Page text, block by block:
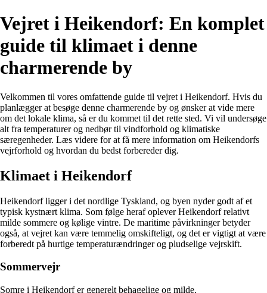
Vejret i Heikendorf: En komplet
guide til klimaet i denne
charmerende by
Velkommen til vores omfattende guide til vejret i Heikendorf. Hvis du
planlægger at besøge denne charmerende by og ønsker at vide mere
om det lokale klima, så er du kommet til det rette sted. Vi vil undersøge
alt fra temperaturer og nedbør til vindforhold og klimatiske
særegenheder. Læs videre for at få mere information om Heikendorfs
vejrforhold og hvordan du bedst forbereder dig.
Klimaet i Heikendorf
Heikendorf ligger i det nordlige Tyskland, og byen nyder godt af et
typisk kystnært klima. Som følge heraf oplever Heikendorf relativt
milde sommere og kølige vintre. De maritime påvirkninger betyder
også, at vejret kan være temmelig omskifteligt, og det er vigtigt at være
forberedt på hurtige temperaturændringer og pludselige vejrskift.
Sommervejr
Somre i Heikendorf er generelt behagelige og milde.